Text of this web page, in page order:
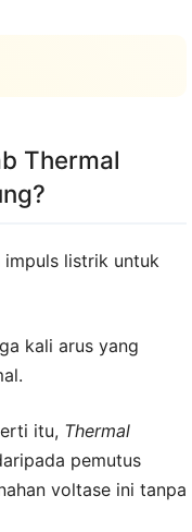
Thermal
listrik untuk
kali arus yang
itu, Thermal
pemutus
voltase ini tanpa